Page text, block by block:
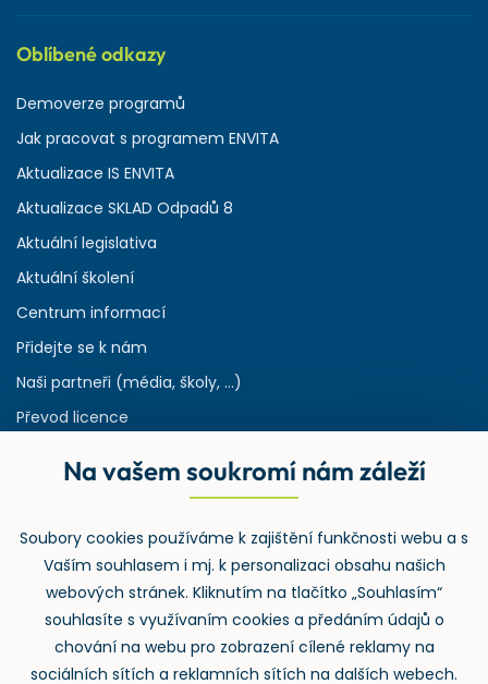
Oblíbené odkazy
Demoverze programů
Jak pracovat s programem ENVITA
Aktualizace IS ENVITA
Aktualizace SKLAD Odpadů 8
Aktuální legislativa
Aktuální školení
Centrum informací
Přidejte se k nám
Naši partneři (média, školy, ...)
Převod licence
Rejstřík používaných zkratek v odpadech
Zpětný odběr
Na vašem soukromí nám záleží
Soubory cookies používáme k zajištění funkčnosti webu a s
Vaším souhlasem i mj. k personalizaci obsahu našich
webových stránek. Kliknutím na tlačítko „Souhlasím“
souhlasíte s využívaním cookies a předáním údajů o
chování na webu pro zobrazení cílené reklamy na
sociálních sítích a reklamních sítích na dalších webech.